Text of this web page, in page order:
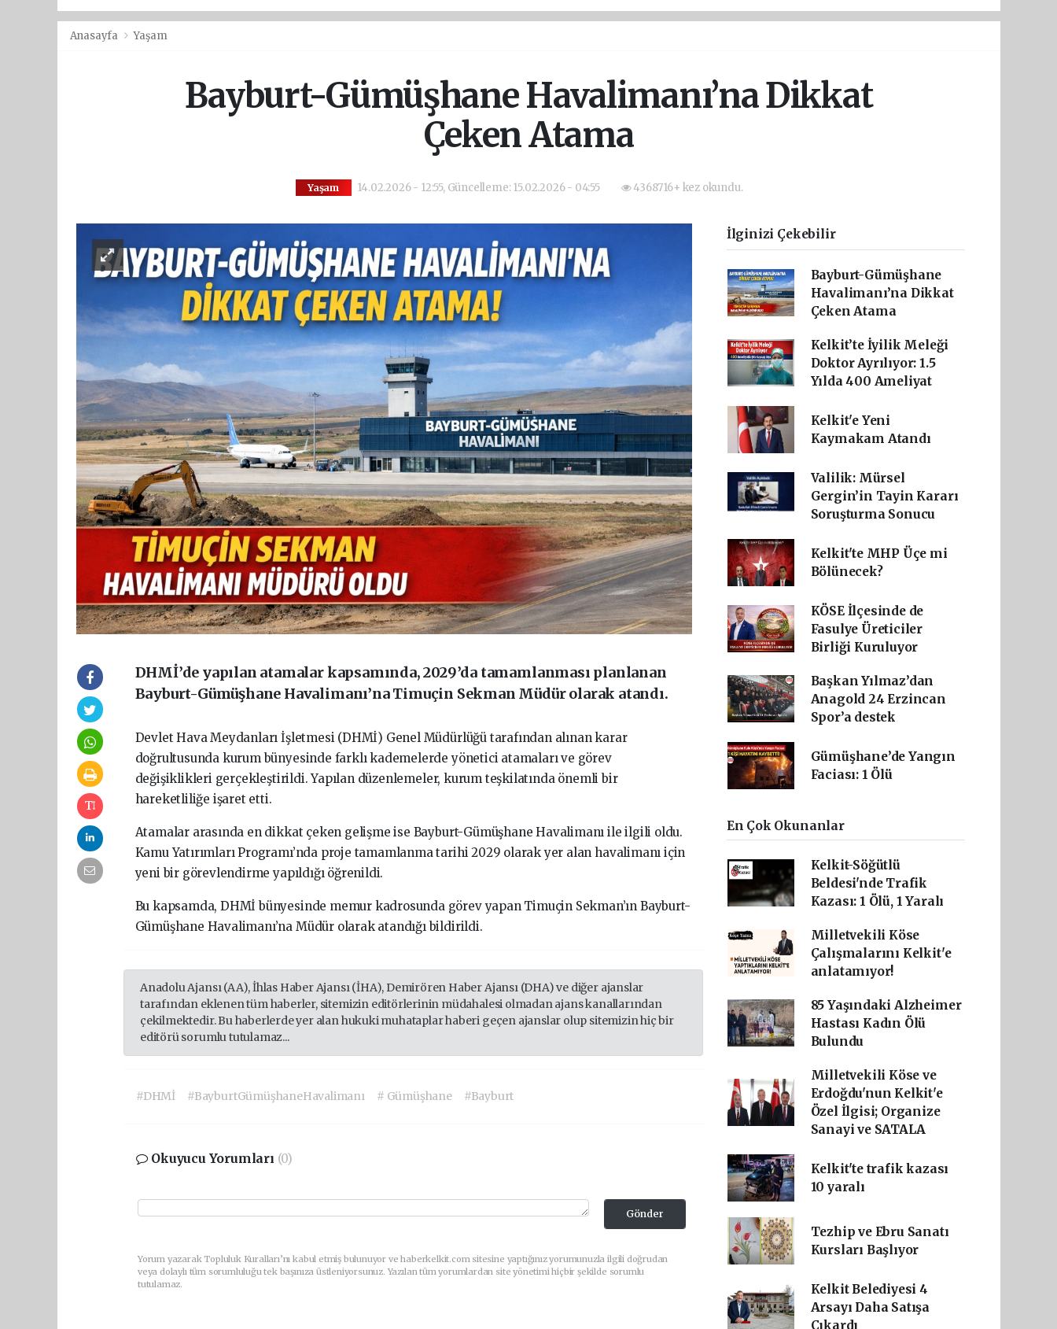
Anasayfa Yaşam
Bayburt-Gümüşhane Havalimanı’na Dikkat
Çeken Atama
Yaşam 14.02.2026 - 12:55, Güncelleme: 15.02.2026 - 04:55 4368716+ kez okundu.
DHMİ’de yapılan atamalar kapsamında, 2029’da tamamlanması planlanan
Bayburt-Gümüşhane Havalimanı’na Timuçin Sekman Müdür olarak atandı.
Devlet Hava Meydanları İşletmesi (DHMİ) Genel Müdürlüğü tarafından alınan karar
doğrultusunda kurum bünyesinde farklı kademelerde yönetici atamaları ve görev
değişiklikleri gerçekleştirildi. Yapılan düzenlemeler, kurum teşkilatında önemli bir
hareketliliğe işaret etti.
Atamalar arasında en dikkat çeken gelişme ise Bayburt-Gümüşhane Havalimanı ile ilgili oldu.
Kamu Yatırımları Programı’nda proje tamamlanma tarihi 2029 olarak yer alan havalimanı için
yeni bir görevlendirme yapıldığı öğrenildi.
Bu kapsamda, DHMİ bünyesinde memur kadrosunda görev yapan Timuçin Sekman’ın Bayburt-
Gümüşhane Havalimanı’na Müdür olarak atandığı bildirildi.
Anadolu Ajansı (AA), İhlas Haber Ajansı (İHA), Demirören Haber Ajansı (DHA) ve diğer ajanslar
tarafından eklenen tüm haberler, sitemizin editörlerinin müdahalesi olmadan ajans kanallarından
çekilmektedir. Bu haberlerde yer alan hukuki muhataplar haberi geçen ajanslar olup sitemizin hiç bir
editörü sorumlu tutulamaz...
#DHMİ #BayburtGümüşhaneHavalimanı # Gümüşhane #Bayburt
Okuyucu Yorumları (0)
Gönder
Yorum yazarak Topluluk Kuralları’nı kabul etmiş bulunuyor ve haberkelkit.com sitesine yaptığınız yorumunuzla ilgili doğrudan
veya dolaylı tüm sorumluluğu tek başınıza üstleniyorsunuz. Yazılan tüm yorumlardan site yönetimi hiçbir şekilde sorumlu
tutulamaz.
İlginizi Çekebilir
Bayburt-Gümüşhane
Havalimanı’na Dikkat
Çeken Atama
Kelkit’te İyilik Meleği
Doktor Ayrılıyor: 1.5
Yılda 400 Ameliyat
Kelkit'e Yeni
Kaymakam Atandı
Valilik: Mürsel
Gergin’in Tayin Kararı
Soruşturma Sonucu
Kelkit'te MHP Üçe mi
Bölünecek?
KÖSE İlçesinde de
Fasulye Üreticiler
Birliği Kuruluyor
Başkan Yılmaz’dan
Anagold 24 Erzincan
Spor’a destek
Gümüşhane’de Yangın
Faciası: 1 Ölü
En Çok Okunanlar
Kelkit-Söğütlü
Beldesi'nde Trafik
Kazası: 1 Ölü, 1 Yaralı
Milletvekili Köse
Çalışmalarını Kelkit'e
anlatamıyor!
85 Yaşındaki Alzheimer
Hastası Kadın Ölü
Bulundu
Milletvekili Köse ve
Erdoğdu'nun Kelkit'e
Özel İlgisi; Organize
Sanayi ve SATALA
Kelkit'te trafik kazası
10 yaralı
Tezhip ve Ebru Sanatı
Kursları Başlıyor
Kelkit Belediyesi 4
Arsayı Daha Satışa
Çıkardı